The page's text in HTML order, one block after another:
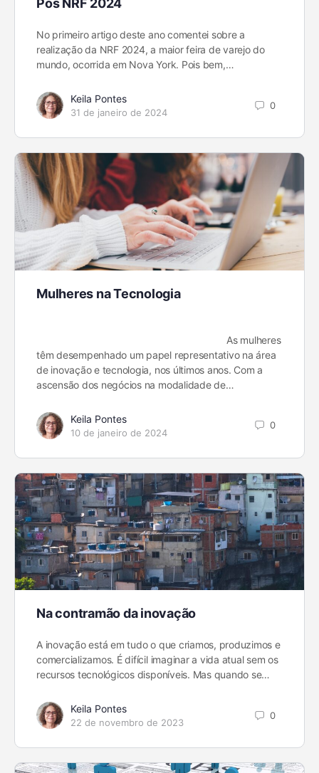
Pós NRF 2024
No primeiro artigo deste ano comentei sobre a
realização da NRF 2024, a maior feira de varejo do
mundo, ocorrida em Nova York. Pois bem,…
Keila Pontes
31 de janeiro de 2024
0
Mulheres na Tecnologia
As mulheres
têm desempenhado um papel representativo na área
de inovação e tecnologia, nos últimos anos. Com a
ascensão dos negócios na modalidade de…
Keila Pontes
10 de janeiro de 2024
0
Na contramão da inovação
A inovação está em tudo o que criamos, produzimos e
comercializamos. É difícil imaginar a vida atual sem os
recursos tecnológicos disponíveis. Mas quando se…
Keila Pontes
22 de novembro de 2023
0